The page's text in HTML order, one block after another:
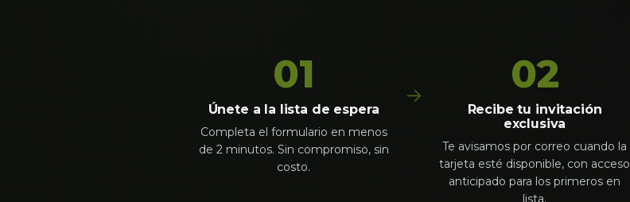
01
Únete a la lista de espera
Completa el formulario en menos
de 2 minutos. Sin compromiso, sin
costo.
→ 02
Recibe tu invitación
exclusiva
Te avisamos por correo cuando la
tarjeta esté disponible, con acceso
anticipado para los primeros en
lista.